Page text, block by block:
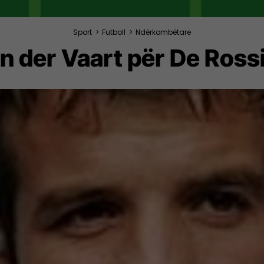
Sport > Futboll > Ndërkombëtare
der Vaart për De